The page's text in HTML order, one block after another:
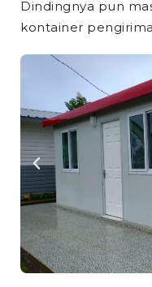
Dindingnya pun
kontainer